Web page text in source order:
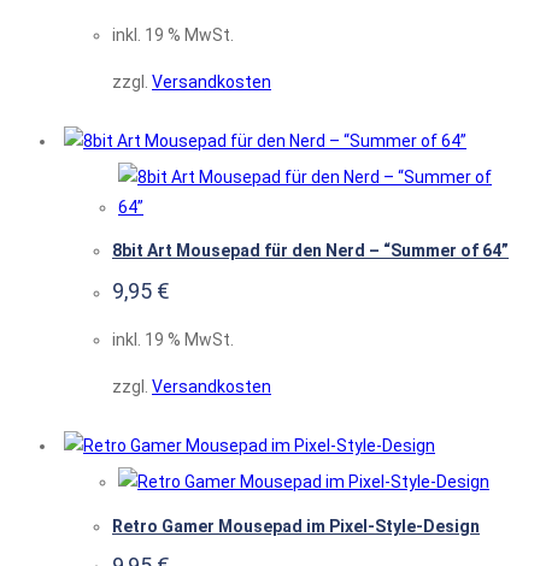
inkl. 19 % MwSt.
zzgl. Versandkosten
8bit Art Mousepad für den Nerd – “Summer of 64”
9,95 €
inkl. 19 % MwSt.
zzgl. Versandkosten
Retro Gamer Mousepad im Pixel-Style-Design